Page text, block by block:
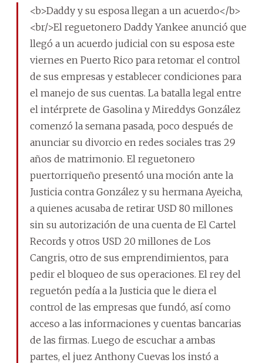
<b>Daddy y su esposa llegan a un acuerdo</b>
<br/>El reguetonero Daddy Yankee anunció que
llegó a un acuerdo judicial con su esposa este
viernes en Puerto Rico para retomar el control
de sus empresas y establecer condiciones para
el manejo de sus cuentas. La batalla legal entre
el intérprete de Gasolina y Mireddys González
comenzó la semana pasada, poco después de
anunciar su divorcio en redes sociales tras 29
años de matrimonio. El reguetonero
puertorriqueño presentó una moción ante la
Justicia contra González y su hermana Ayeicha,
a quienes acusaba de retirar USD 80 millones
sin su autorización de una cuenta de El Cartel
Records y otros USD 20 millones de Los
Cangris, otro de sus emprendimientos, para
pedir el bloqueo de sus operaciones. El rey del
reguetón pedía a la Justicia que le diera el
control de las empresas que fundó, así como
acceso a las informaciones y cuentas bancarias
de las firmas. Luego de escuchar a ambas
partes, el juez Anthony Cuevas los instó a